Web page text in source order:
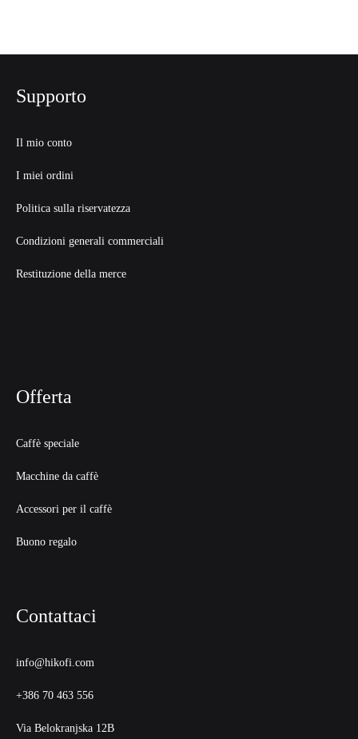
Supporto
Il mio conto
I miei ordini
Politica sulla riservatezza
Condizioni generali commerciali
Restituzione della merce
Offerta
Caffè speciale
Macchine da caffè
Accessori per il caffè
Buono regalo
Contattaci
info@hikofi.com
+386 70 463 556
Via Belokranjska 12B